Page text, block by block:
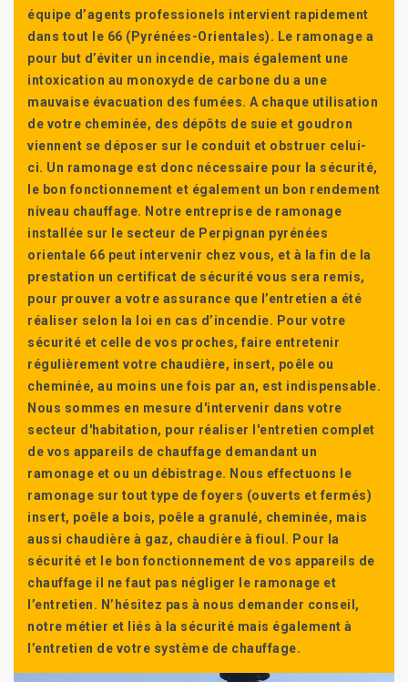
équipe d’agents professionels intervient rapidement
dans tout le 66 (Pyrénées-Orientales). Le ramonage a
pour but d’éviter un incendie, mais également une
intoxication au monoxyde de carbone du a une
mauvaise évacuation des fumées. A chaque utilisation
de votre cheminée, des dépôts de suie et goudron
viennent se déposer sur le conduit et obstruer celui-
ci. Un ramonage est donc nécessaire pour la sécurité,
le bon fonctionnement et également un bon rendement
niveau chauffage. Notre entreprise de ramonage
installée sur le secteur de Perpignan pyrénées
orientale 66 peut intervenir chez vous, et à la fin de la
prestation un certificat de sécurité vous sera remis,
pour prouver a votre assurance que l’entretien a été
réaliser selon la loi en cas d’incendie. Pour votre
sécurité et celle de vos proches, faire entretenir
régulièrement votre chaudière, insert, poêle ou
cheminée, au moins une fois par an, est indispensable.
Nous sommes en mesure d'intervenir dans votre
secteur d'habitation, pour réaliser l'entretien complet
de vos appareils de chauffage demandant un
ramonage et ou un débistrage. Nous effectuons le
ramonage sur tout type de foyers (ouverts et fermés)
insert, poêle a bois, poêle a granulé, cheminée, mais
aussi chaudière à gaz, chaudière à fioul. Pour la
sécurité et le bon fonctionnement de vos appareils de
chauffage il ne faut pas négliger le ramonage et
l’entretien. N’hésitez pas à nous demander conseil,
notre métier et liés à la sécurité mais également à
l’entretien de votre système de chauffage.